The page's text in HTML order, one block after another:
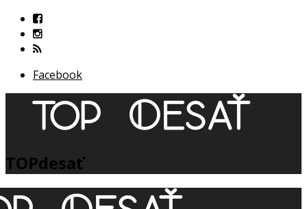
Facebook
TOPdesať